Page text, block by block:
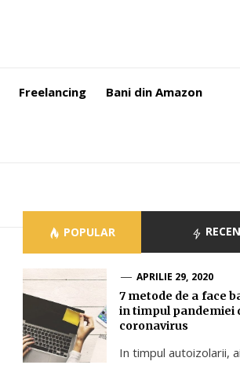
Freelancing Bani din Amazon
POPULAR
APRILIE 29, 2020
7 metode de a face
in timpul pandemiei
coronavirus
In timpul autoizolarii,